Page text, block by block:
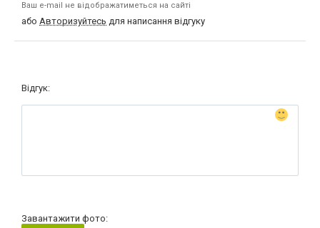
Ваш e-mail не відображатиметься на сайті
або Авторизуйтесь для написання відгуку
Відгук:
Завантажити фото: